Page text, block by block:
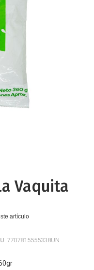
Vaquita
artículo
7707815555338UN